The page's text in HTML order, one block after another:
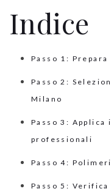
Indice
Passo 1:
Passo 2:
Milano
Passo 3:
professionali
Passo 4:
Passo 5: